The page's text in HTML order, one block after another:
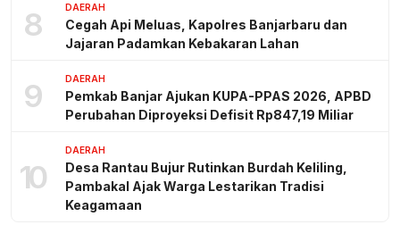
8 DAERAH
Cegah Api Meluas, Kapolres Banjarbaru dan
Jajaran Padamkan Kebakaran Lahan
9 DAERAH
Pemkab Banjar Ajukan KUPA-PPAS 2026, APBD
Perubahan Diproyeksi Defisit Rp847,19 Miliar
10
DAERAH
Desa Rantau Bujur Rutinkan Burdah Keliling,
Pambakal Ajak Warga Lestarikan Tradisi
Keagamaan